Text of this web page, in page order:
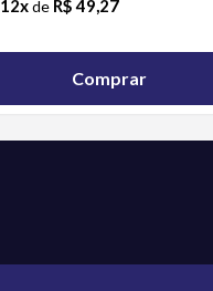
12xde R$ 49,27
Comprar